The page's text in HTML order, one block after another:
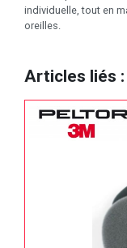
individuelle, tout en
oreilles.
Articles liés :